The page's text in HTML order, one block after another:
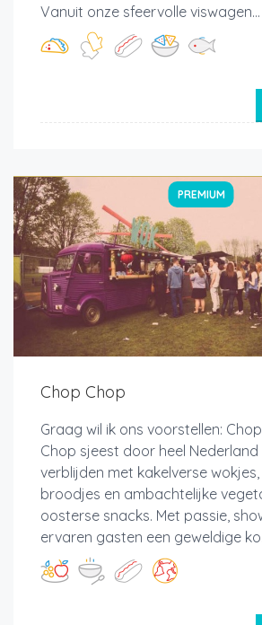
Vanuit onze sfeervolle viswagen...
PREMIUM
Chop Chop
Graag wil ik ons voorstellen:
Chop sjeest door heel
verblijden met kakelverse
broodjes en ambachtelijke
oosterse snacks. Met passie,
ervaren gasten een geweldige